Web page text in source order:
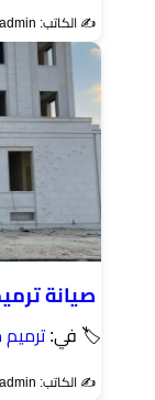
✍️ الكاتب: admin
صيانة
🏷 في:
✍️ الكاتب: admin